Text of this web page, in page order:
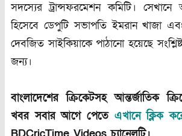
সদস্যের ট্রান্সফরমেশন কমিটি। সেখানে
হিসেবে ডেপুটি সভাপতি ইমরান খাজা
দেবজিত সাইকিয়াকে পাঠানো হয়েছে
জন্য।
বাংলাদেশের ক্রিকেটসহ আন্তর্জাতিক
খবর সবার আগে পেতে এখানে ক্লিক